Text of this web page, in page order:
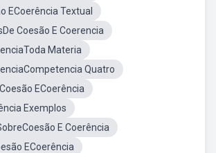
ECoerência Textual
Coesão E Coerencia
Materia
Quatro
ECoerência
Exemplos
E Coerência
ECoerência